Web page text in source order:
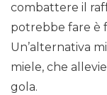
combattere il
potrebbe fare è
Un’alternativa
miele, che
gola.